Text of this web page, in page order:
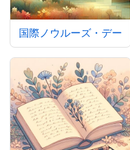
国際ノウルーズ・デー